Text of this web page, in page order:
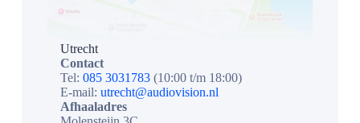
Utrecht
Contact
Tel: 085 3031783(10:00 t/m 18:00)
E-mail: utrecht@audiovision.nl
Afhaaladres